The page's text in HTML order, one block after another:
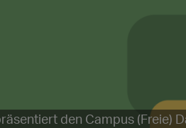
den Campus (Freie)